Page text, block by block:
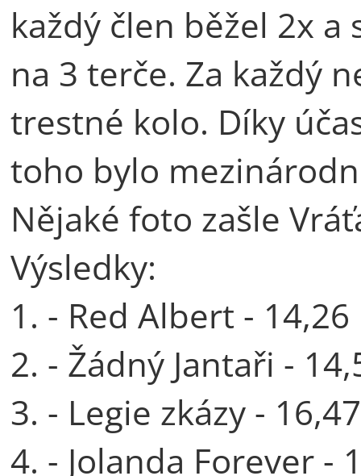
každý člen běžel 2x
na 3 terče. Za každý
trestné kolo. Díky
toho bylo
Nějaké foto zašle
Výsledky:
1. - Red Albert -
2. - Žádný Jantaři -
3. - Legie zkázy -
4. - Jolanda Forever -